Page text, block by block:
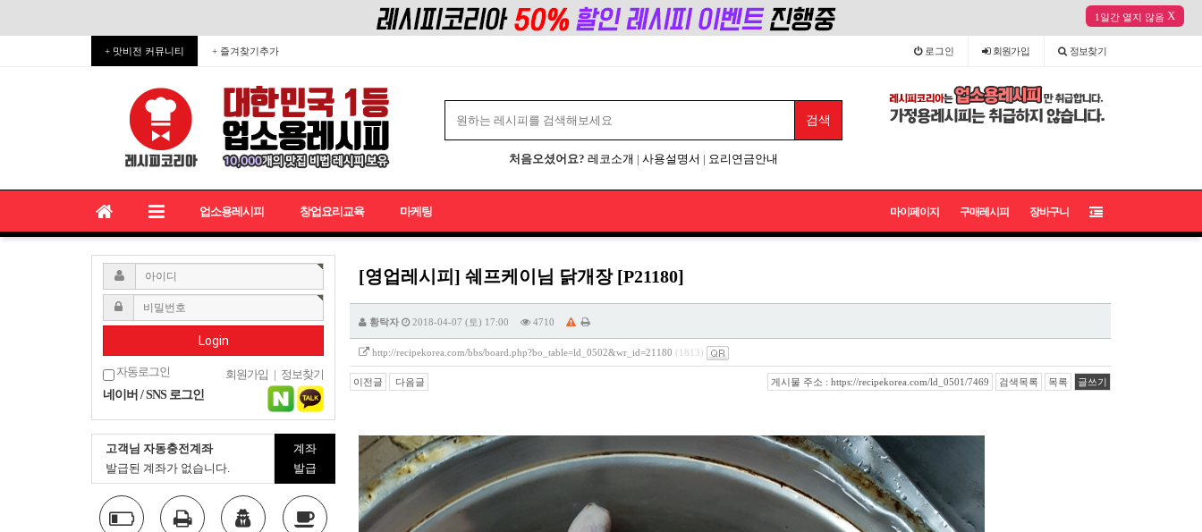
1일간 열지 않음 X
+ 맛비전 커뮤니티 + 즐겨찾기추가 로그인 회원가입 정보찾기
처음오셨어요? 레코소개 | 사용설명서 | 요리연금안내
마이페이지 구매레시피 장바구니
업소용레시피 창업요리교육 마케팅
Login
자동로그인 회원가입 | 정보찾기
네이버 / SNS 로그인
고객님 자동충전계좌
발급된 계좌가 없습니다.
계좌
발급
[영업레시피] 쉐프케이님 닭개장 [P21180]
황탁자 2018-04-07 (토) 17:00 4710
http://recipekorea.com/bbs/board.php?bo_table=ld_0502&wr_id=21180 (1813)
이전글 다음글 게시물 주소 : https://recipekorea.com/ld_0501/7469 검색목록 목록 글쓰기